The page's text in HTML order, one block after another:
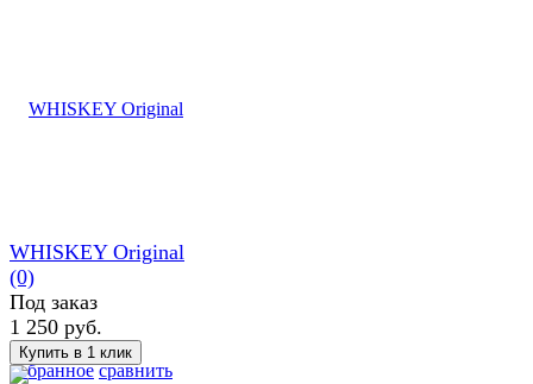
избранное сравнить
WHISKEY Original
(0)
Под заказ
1 250 руб.